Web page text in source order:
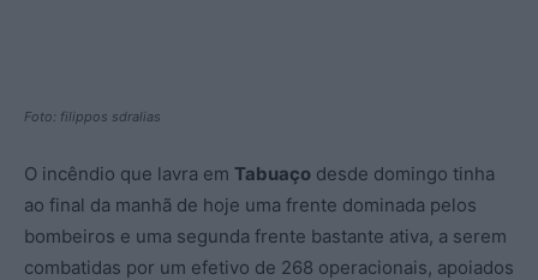
Foto: filippos sdralias
O incêndio que lavra em Tabuaço desde domingo tinha
ao final da manhã de hoje uma frente dominada pelos
bombeiros e uma segunda frente bastante ativa, a serem
combatidas por um efetivo de 268 operacionais, apoiados